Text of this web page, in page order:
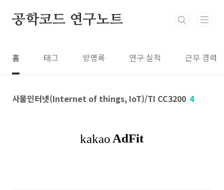
공학코드 연구노트
홈 태그 방명록 연구 실적 근무 경력
사물인터넷(Internet of things, IoT)/TI CC3200 4